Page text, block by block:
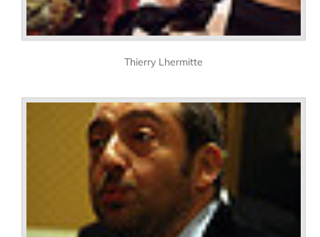
Thierry Lhermitte